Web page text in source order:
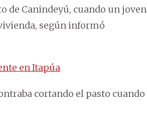
de Canindeyú, cuando un joven
según informó
en Itapúa
cortando el pasto cuando